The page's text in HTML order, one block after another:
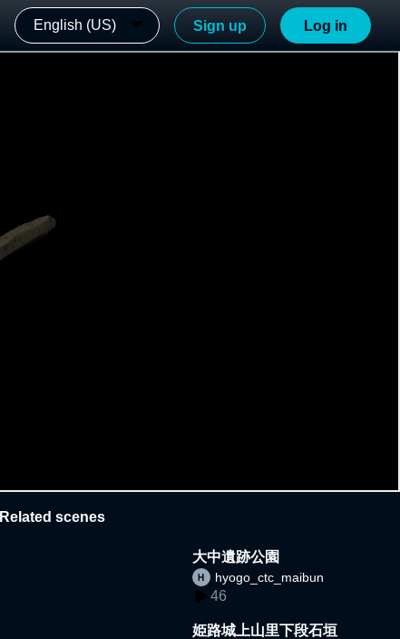
English (US) Sign up Log in
Related scenes
大中遺跡公園
hyogo_ctc_maibun
46
姫路城上山里下段石垣